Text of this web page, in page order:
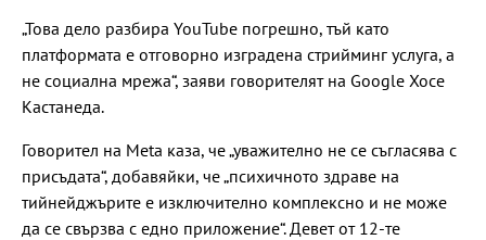
„Това дело разбира YouTube погрешно, тъй като
платформата е отговорно изградена стрийминг услуга, а
не социална мрежа“, заяви говорителят на Google Хосе
Кастанеда.
Говорител на Meta каза, че „уважително не се съгласява с
присъдата“, добавяйки, че „психичното здраве на
тийнейджърите е изключително комплексно и не може
да се свързва с едно приложение“. Девет от 12-те